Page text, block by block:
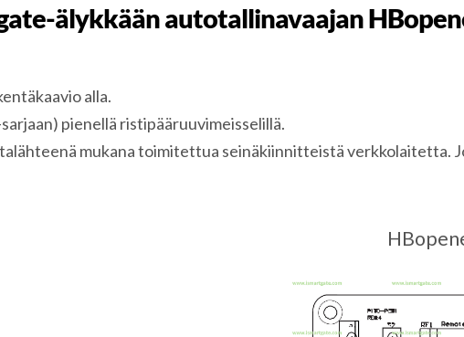
älykkään autotallinavaajan
alla.
pienellä ristipääruuvimeisselillä.
mukana toimitettua seinäkiinnitteistä verkkolaitetta.